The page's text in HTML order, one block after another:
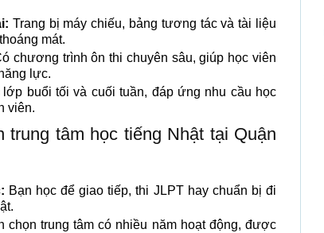
Trang bị máy chiếu, bảng tương tác và tài liệu
mát.
chương trình ôn thi chuyên sâu, giúp học viên
lực.
lớp buổi tối và cuối tuần, đáp ứng nhu cầu học
viên.
trung tâm học tiếng Nhật tại Quận
Bạn học để giao tiếp, thi JLPT hay chuẩn bị đi
chọn trung tâm có nhiều năm hoạt động, được